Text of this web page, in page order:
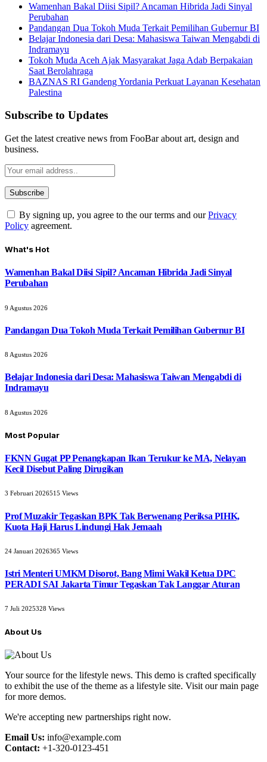
Wamenhan Bakal Diisi Sipil? Ancaman Hibrida Jadi Sinyal
Perubahan
Pandangan Dua Tokoh Muda Terkait Pemilihan Gubernur BI
Belajar Indonesia dari Desa: Mahasiswa Taiwan Mengabdi di
Indramayu
Tokoh Muda Aceh Ajak Masyarakat Jaga Adab Berpakaian
Saat Berolahraga
BAZNAS RI Gandeng Yordania Perkuat Layanan Kesehatan
Palestina
Subscribe to Updates
Get the latest creative news from FooBar about art, design and
business.
By signing up, you agree to the our terms and ourPrivacy
Policy agreement.
What's Hot
Wamenhan Bakal Diisi Sipil? Ancaman Hibrida Jadi Sinyal
Perubahan
9 Agustus 2026
Pandangan Dua Tokoh Muda Terkait Pemilihan Gubernur BI
8 Agustus 2026
Belajar Indonesia dari Desa: Mahasiswa Taiwan Mengabdi di
Indramayu
8 Agustus 2026
Most Popular
FKNN Gugat PP Penangkapan Ikan Terukur ke MA, Nelayan
Kecil Disebut Paling Dirugikan
3 Februari 2026515 Views
Prof Muzakir Tegaskan BPK Tak Berwenang Periksa PIHK,
Kuota Haji Harus Lindungi Hak Jemaah
24 Januari 2026365 Views
Istri Menteri UMKM Disorot, Bang Mimi Wakil Ketua DPC
PERADI SAI Jakarta Timur Tegaskan Tak Langgar Aturan
7 Juli 2025328 Views
About Us
Your source for the lifestyle news. This demo is crafted specifically
to exhibit the use of the theme as a lifestyle site. Visit our main page
for more demos.
We're accepting new partnerships right now.
Email Us: info@example.com
Contact: +1-320-0123-451